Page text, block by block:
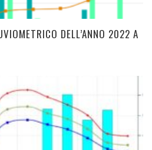
DELL’ANNO 2022 A